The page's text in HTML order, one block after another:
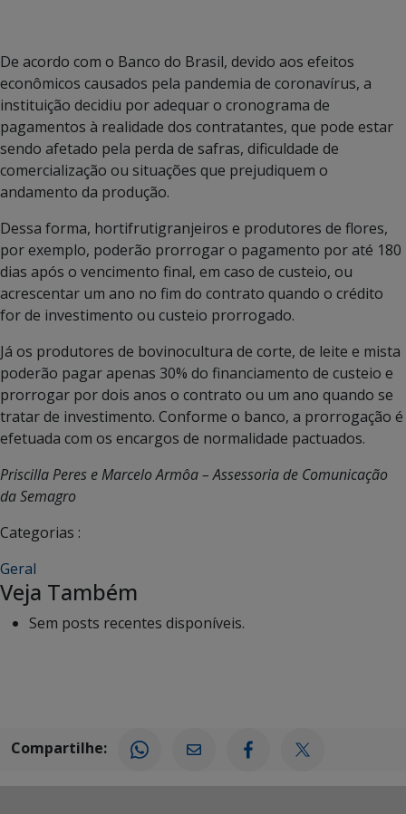
De acordo com o Banco do Brasil, devido aos efeitos
econômicos causados pela pandemia de coronavírus, a
instituição decidiu por adequar o cronograma de
pagamentos à realidade dos contratantes, que pode estar
sendo afetado pela perda de safras, dificuldade de
comercialização ou situações que prejudiquem o
andamento da produção.
Dessa forma, hortifrutigranjeiros e produtores de flores,
por exemplo, poderão prorrogar o pagamento por até 180
dias após o vencimento final, em caso de custeio, ou
acrescentar um ano no fim do contrato quando o crédito
for de investimento ou custeio prorrogado.
Já os produtores de bovinocultura de corte, de leite e mista
poderão pagar apenas 30% do financiamento de custeio e
prorrogar por dois anos o contrato ou um ano quando se
tratar de investimento. Conforme o banco, a prorrogação é
efetuada com os encargos de normalidade pactuados.
Priscilla Peres e Marcelo Armôa – Assessoria de Comunicação
da Semagro
Categorias :
Geral
Veja Também
Sem posts recentes disponíveis.
Compartilhe: